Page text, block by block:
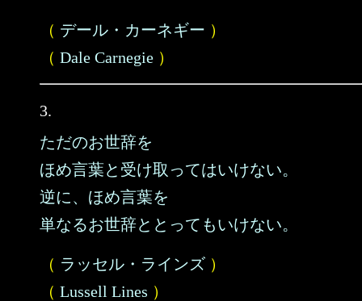
（ デール・カーネギー ）
（ Dale Carnegie ）
3.
ただのお世辞を
ほめ言葉と受け取ってはいけない。
逆に、ほめ言葉を
単なるお世辞ととってもいけない。
（ ラッセル・ラインズ ）
（ Lussell Lines ）